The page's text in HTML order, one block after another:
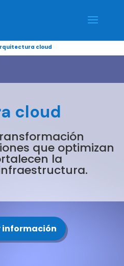
cloud
cloud
que optimizan
la
información